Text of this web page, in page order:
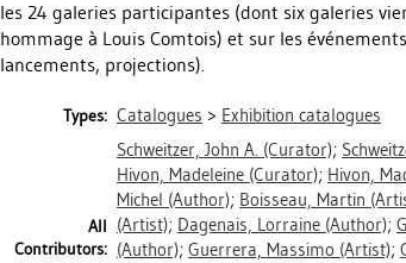
les 24 galeries participantes (dont six galeries
hommage à Louis Comtois) et sur les
lancements, projections).
Types: Catalogues > Exhibition catalogues
All
Contributors:
Schweitzer, John A. (Curator);
Hivon, Madeleine (Curator); Hivon,
Michel (Author); Boisseau, Martin
(Artist); Dagenais, Lorraine (Author);
(Author); Guerrera, Massimo (Artist);